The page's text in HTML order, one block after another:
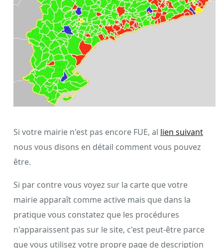
Si votre mairie n'est pas encore FUE, al lien suivant
nous vous disons en détail comment vous pouvez
être.
Si par contre vous voyez sur la carte que votre
mairie apparaît comme active mais que dans la
pratique vous constatez que les procédures
n'apparaissent pas sur le site, c'est peut-être parce
que vous utilisez votre propre page de description